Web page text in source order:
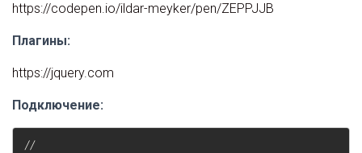
https://codepen.io/ildar-meyker/pen/ZEPPJJB
Плагины:
https://jquery.com
Подключение:
//